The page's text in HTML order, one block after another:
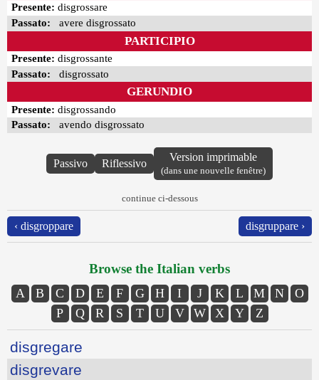
Presente: disgrossare
Passato: avere disgrossato
PARTICIPIO
Presente: disgrossante
Passato: disgrossato
GERUNDIO
Presente: disgrossando
Passato: avendo disgrossato
Passivo Riflessivo
Version imprimable
(dans une nouvelle fenêtre)
continue ci-dessous
‹ disgroppare disgruppare ›
Browse the Italian verbs
A B C D E F G H I J K L M N
O
P
Q R S T U V W X Y Z
disgregare
disgrevare